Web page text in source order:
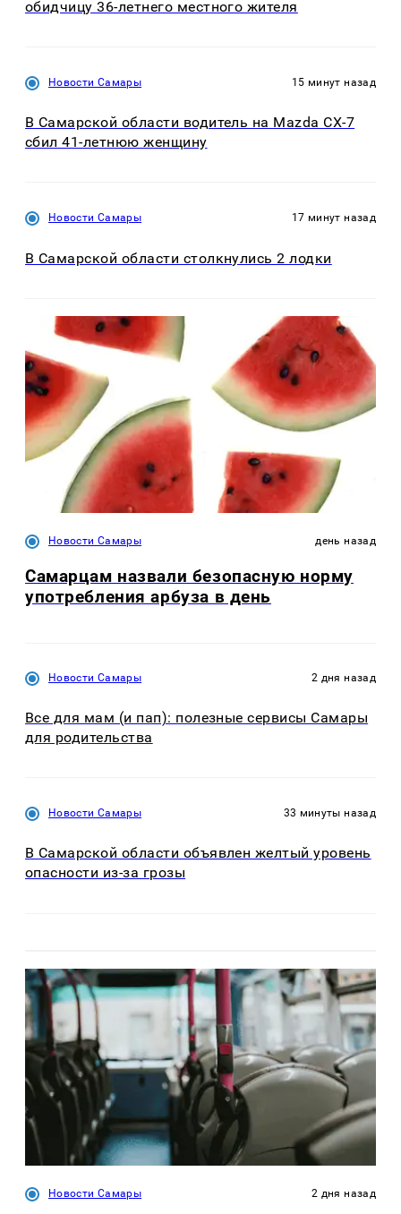
обидчицу 36-летнего местного жителя
Новости Самары 15 минут назад
В Самарской области водитель на Mazda CX-7
сбил 41-летнюю женщину
Новости Самары 17 минут назад
В Самарской области столкнулись 2 лодки
Новости Самары день назад
Самарцам назвали безопасную норму
употребления арбуза в день
Новости Самары 2 дня назад
Все для мам (и пап): полезные сервисы Самары
для родительства
Новости Самары 33 минуты назад
В Самарской области объявлен желтый уровень
опасности из-за грозы
Новости Самары 2 дня назад